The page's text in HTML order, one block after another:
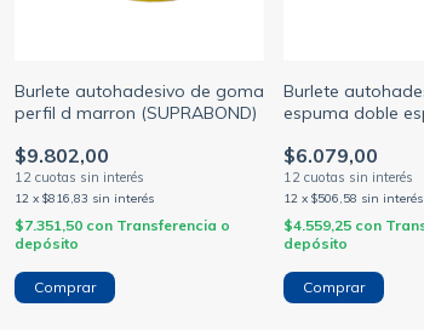
Burlete autohadesivo de goma
perfil d marron (SUPRABOND)
$9.802,00
12 x $816,83 sin interés
$7.351,50 con Transferencia o
depósito
Burlete
espuma doble
$6.079,00
12 x$506,58 sin interés
$4.559,25 con
depósito